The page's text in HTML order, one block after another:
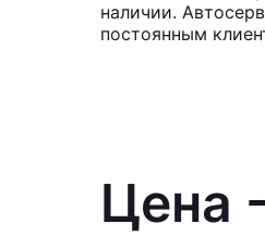
наличии.
постоянным
Цена